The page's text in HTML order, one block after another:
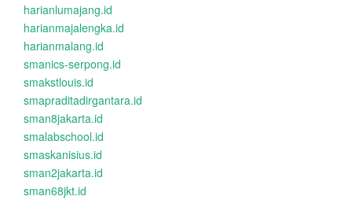
harianlumajang.id
harianmajalengka.id
harianmalang.id
smanics-serpong.id
smakstlouis.id
smapraditadirgantara.id
sman8jakarta.id
smalabschool.id
smaskanisius.id
sman2jakarta.id
sman68jkt.id